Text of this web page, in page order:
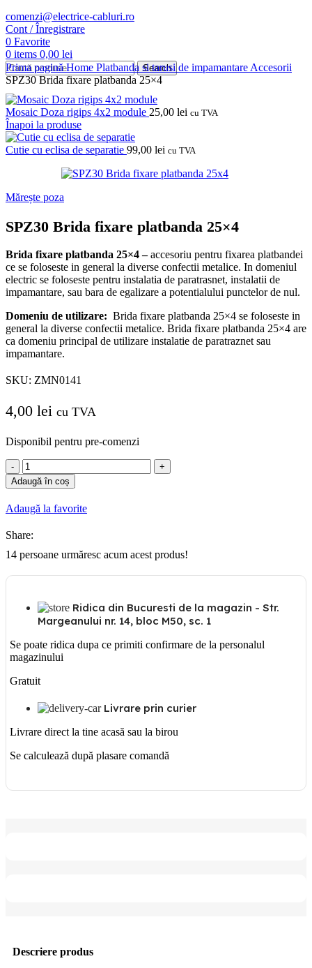
comenzi@electrice-cabluri.ro
Cont / Înregistrare
0 Favorite
0 items 0,00 lei
Search
Prima paginăHome Platbanda si tarusi de impamantare Accesorii
SPZ30 Brida fixare platbanda 25×4
Mosaic Doza rigips 4x2 module 25,00 lei cu TVA
Înapoi la produse
Cutie cu eclisa de separatie 99,00 lei cu TVA
Mărește poza
SPZ30 Brida fixare platbanda 25×4
Brida fixare platbanda 25×4 –accesoriu pentru fixarea platbandei
ce se foloseste in general la diverse confectii metalice. In domeniul
electric se foloseste pentru instalatia de paratrasnet, instalatii de
impamantare, sau bara de egalizare a potentialului punctelor de nul.
Domeniu de utilizare: Brida fixare platbanda 25×4 se foloseste in
general la diverse confectii metalice. Brida fixare platbanda 25×4 are
ca domeniu principal de utilizare instalatie de paratraznet sau
impamantare.
SKU: ZMN0141
4,00 lei cu TVA
Disponibil pentru pre-comenzi
Cantitate
SPZ30
Brida
fixare
platbanda
Adaugă în coș
Adaugă la favorite
Share:
14 persoane urmăresc acum acest produs!
Ridica din Bucuresti de la magazin - Str.
Margeanului nr. 14, bloc M50, sc. 1
Se poate ridica dupa ce primiti confirmare de la personalul
magazinului
Gratuit
Livrare prin curier
Livrare direct la tine acasă sau la birou
Se calculează după plasare comandă
Descriere produs